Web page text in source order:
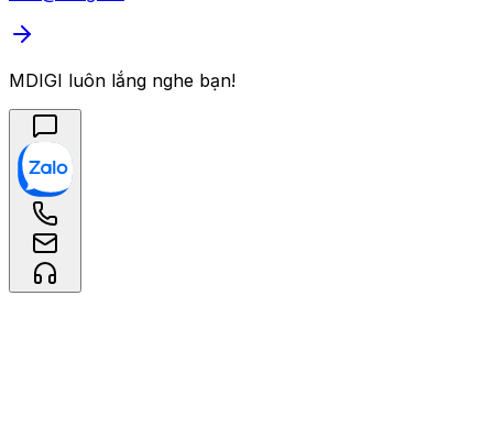
MDIGI luôn lắng nghe bạn!